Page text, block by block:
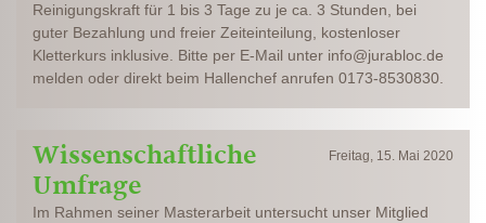
Reinigungskraft für 1 bis 3 Tage zu je ca. 3 Stunden, bei
guter Bezahlung und freier Zeiteinteilung, kostenloser
Kletterkurs inklusive. Bitte per E-Mail unter info@jurabloc.de
melden oder direkt beim Hallenchef anrufen 0173-8530830.
Freitag, 15. Mai 2020
Wissenschaftliche
Umfrage
Im Rahmen seiner Masterarbeit untersucht unser Mitglied